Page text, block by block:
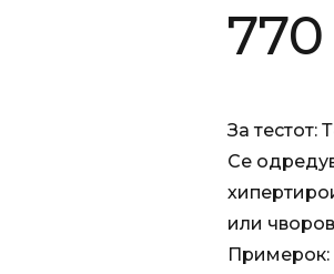
770
За тестот:
Се
или
Примерок: